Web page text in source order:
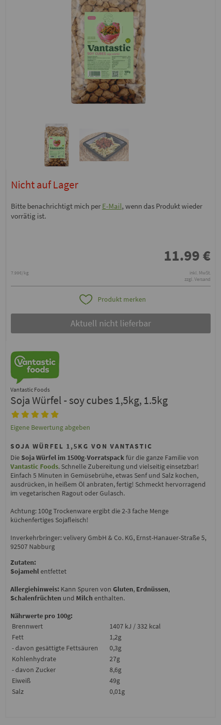
Nicht auf Lager
Bitte benachrichtigt mich per E-Mail, wenn das Produkt wieder
vorrätig ist.
11.99€
7.99€/kg
inkl. MwSt.
zzgl. Versand
Produkt merken
Aktuell nicht lieferbar
Vantastic Foods
Soja Würfel - soy cubes 1,5kg, 1.5kg
Eigene Bewertung abgeben
SOJA WÜRFEL 1,5KG VON VANTASTIC
DieSoja Würfel im 1500g-Vorratspackfür die ganze Familie von
Vantastic Foods. Schnelle Zubereitung und vielseitig einsetzbar!
Einfach 5 Minuten in Gemüsebrühe, etwas Senf und Salz kochen,
ausdrücken, in heißem Öl anbraten, fertig! Schmeckt hervorragend
im vegetarischen Ragout oder Gulasch.
Achtung: 100g Trockenware ergibt die 2-3 fache Menge
küchenfertiges Sojafleisch!
Inverkehrbringer: velivery GmbH & Co. KG, Ernst-Hanauer-Straße 5,
92507 Nabburg
Zutaten:
Sojamehlentfettet
Allergiehinweis:Kann Spuren von Gluten, Erdnüssen,
Schalenfrüchten und Milch enthalten.
Nährwerte pro 100g:
Brennwert
1407 kJ / 332 kcal
Fett
1,2g
- davon gesättigte Fettsäuren
0,3g
Kohlenhydrate
27g
- davon Zucker
8,6g
Eiweiß
49g
Salz
0,01g